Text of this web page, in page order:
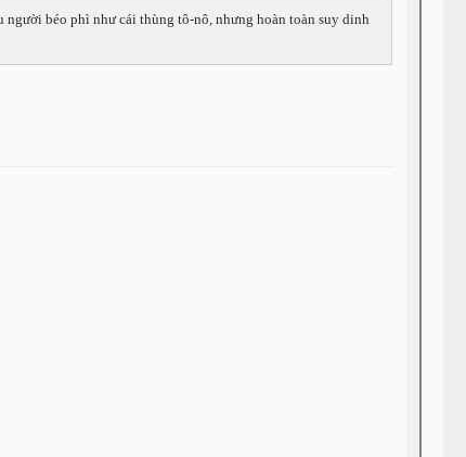
béo phì như cái thùng tô-nô, nhưng hoàn toàn suy dinh